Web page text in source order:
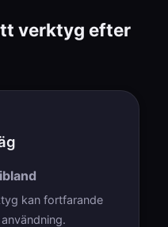
verktyg efter
kan fortfarande